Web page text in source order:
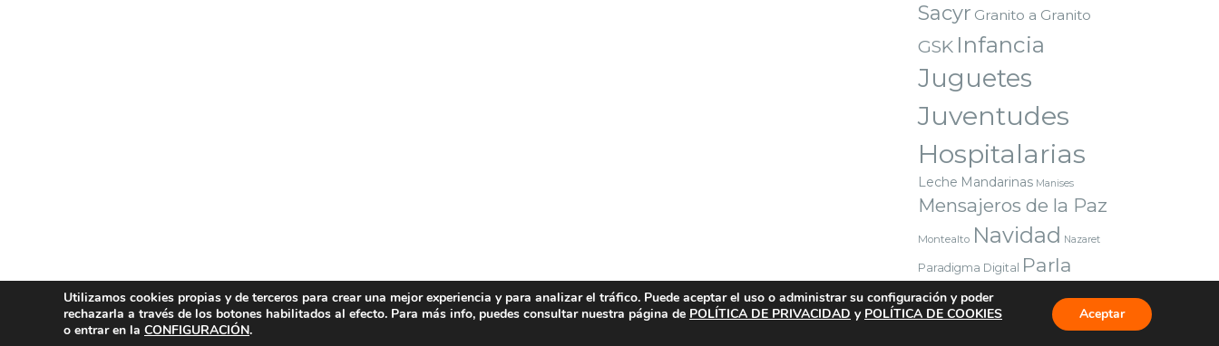
Sacyr Granito a Granito
GSK Infancia
Juguetes
Juventudes
Hospitalarias
Leche Mandarinas Manises
Mensajeros de la Paz
Montealto Navidad Nazaret
Paradigma Digital Parla
Reyes Magos Sorteo Valencia
Vuelta al cole
Utilizamos cookies propias y de terceros para crear una mejor experiencia y para analizar el tráfico. Puede aceptar el uso o administrar su configuración y poder
rechazarla a través de los botones habilitados al efecto. Para más info, puedes consultar nuestra página de POLÍTICA DE PRIVACIDAD y POLÍTICA DE COOKIES
o entrar en la CONFIGURACIÓN.
Aceptar